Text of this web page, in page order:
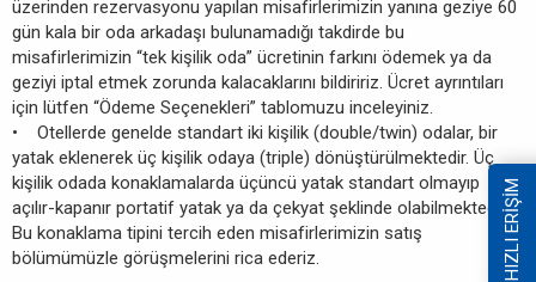
üzerinden rezervasyonu yapılan misafirlerimizin yanına geziye 60
gün kala bir oda arkadaşı bulunamadığı takdirde bu
misafirlerimizin “tek kişilik oda” ücretinin farkını ödemek ya da
geziyi iptal etmek zorunda kalacaklarını bildiririz. Ücret ayrıntıları
için lütfen “Ödeme Seçenekleri” tablomuzu inceleyiniz.
• Otellerde genelde standart iki kişilik (double/twin) odalar, bir
yatak eklenerek üç kişilik odaya (triple) dönüştürülmektedir. Üç
kişilik odada konaklamalarda üçüncü yatak standart olmayıp
açılır-kapanır portatif yatak ya da çekyat şeklinde olabilmektedir.
Bu konaklama tipini tercih eden misafirlerimizin satış
bölümümüzle görüşmelerini rica ederiz.
HIZLI ERİŞİM